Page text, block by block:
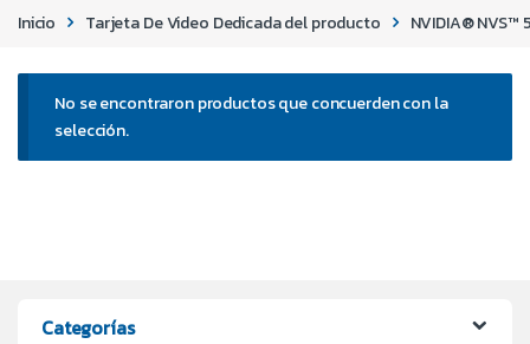
Inicio Tarjeta De Video Dedicada del producto NVIDIA® NVS™
No se encontraron productos que concuerden con la
selección.
Categorías